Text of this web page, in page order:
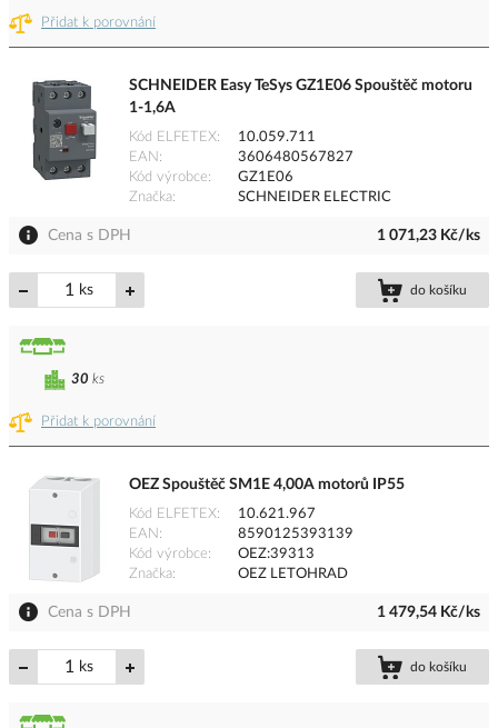
Přidat k porovnání
SCHNEIDER Easy TeSys GZ1E06 Spouštěč motoru
1-1,6A
Kód ELFETEX
10.059.711
EAN
3606480567827
Kód výrobce
GZ1E06
Značka
SCHNEIDER ELECTRIC
Cena s DPH 1 071,23 Kč/ks
ks do košíku
Přidat k porovnání
30 ks
OEZ Spouštěč SM1E 4,00A motorů IP55
Kód ELFETEX
10.621.967
EAN
8590125393139
Kód výrobce
OEZ:39313
Značka
OEZ LETOHRAD
Cena s DPH 1 479,54 Kč/ks
ks do košíku